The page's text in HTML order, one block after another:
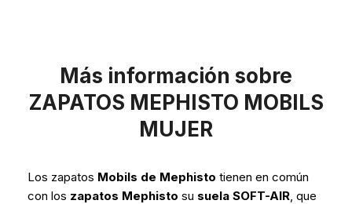
Más información sobre
ZAPATOS MEPHISTO MOBILS
MUJER
Los zapatos Mobils de Mephisto tienen en común
con los zapatos Mephisto su suela SOFT-AIR, que